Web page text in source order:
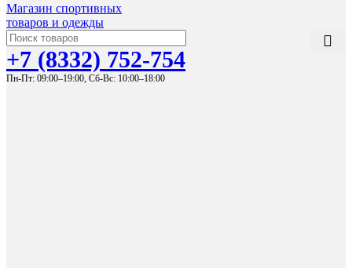
Магазин спортивных
товаров и одежды
+7 (8332) 752-754
Пн-Пт: 09:00–19:00, Сб-Вс: 10:00–18:00